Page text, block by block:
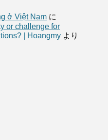
ở Việt Nam に
or challenge for
| Hoangmy より